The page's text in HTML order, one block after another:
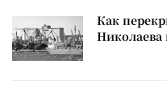
Как
Николаева